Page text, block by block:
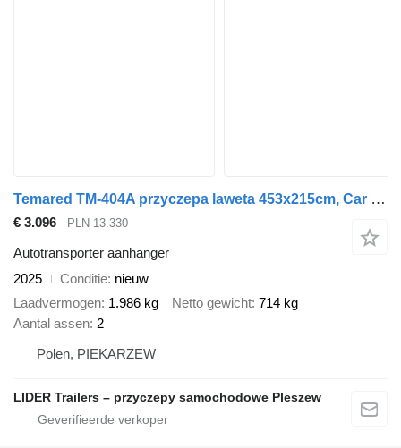
Temared TM-404A przyczepa laweta 453x215cm, Car Deck 4521, WYPEŁNIENIE S
€ 3.096 PLN 13.330
Autotransporter aanhanger
2025
Conditie nieuw
Laadvermogen 1.986 kg Netto gewicht 714 kg
Aantal assen 2
Polen, PIEKARZEW
LIDER Trailers – przyczepy samochodowe Pleszew